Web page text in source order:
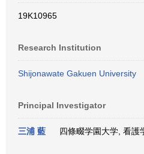
19K10965
Research Institution
Shijonawate Gakuen University
Principal Investigator
三浦 藍 四條畷学園大学, 看護